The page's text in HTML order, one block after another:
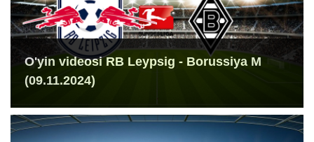
O'yin videosi RB Leypsig - Borussiya M
(09.11.2024)